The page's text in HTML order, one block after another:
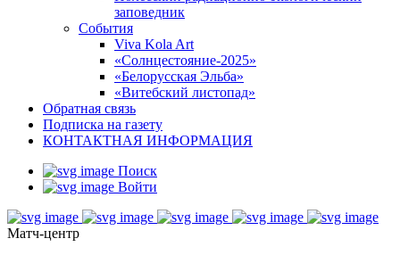
заповедник
События
Viva Kola Art
«Солнцестояние-2025»
«Белорусская Эльба»
«Витебский листопад»
Обратная связь
Подписка на газету
КОНТАКТНАЯ ИНФОРМАЦИЯ
Поиск
Войти
Матч-центр